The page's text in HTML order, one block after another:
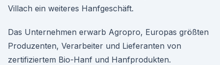
Villach ein weiteres Hanfgeschäft.
Das Unternehmen erwarb Agropro, Europas größten
Produzenten, Verarbeiter und Lieferanten von
zertifiziertem Bio-Hanf und Hanfprodukten.